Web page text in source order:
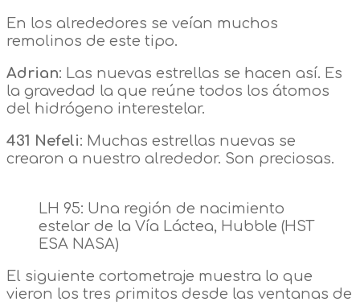
En los alrededores se veían muchos
remolinos de este tipo.
Adrian: Las nuevas estrellas se hacen así. Es
la gravedad la que reúne todos los átomos
del hidrógeno interestelar.
431 Nefeli: Muchas estrellas nuevas se
crearon a nuestro alrededor. Son preciosas.
LH 95: Una región de nacimiento
estelar de la Vía Láctea, Hubble (HST
ESA NASA)
El siguiente cortometraje muestra lo que
vieron los tres primitos desde las ventanas de